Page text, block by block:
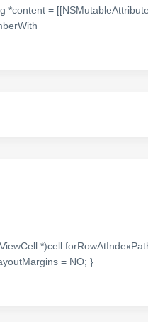
=
*)cell
= NO; }